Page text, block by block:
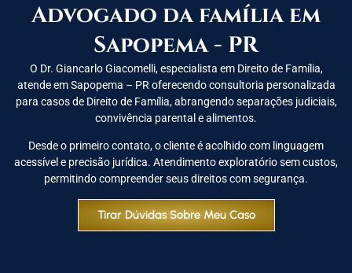
Advogado da família em
Sapopema - PR
O Dr. Giancarlo Giacomelli, especialista em Direito de Família,
atende em Sapopema – PR oferecendo consultoria personalizada
para casos de Direito de Família, abrangendo separações judiciais,
convivência parental e alimentos.
Desde o primeiro contato, o cliente é acolhido com linguagem
acessível e precisão jurídica. Atendimento exploratório sem custos,
permitindo compreender seus direitos com segurança.
Tirar Dúvidas Sobre Meu Caso